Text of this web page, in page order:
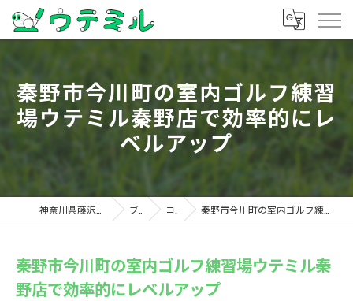
秦野市今川町の室内ゴルフ練習
場ウテミル秦野店で効率的にレ
ベルアップ
ブログ コラム 秦野市今川町の室内ゴルフ練習場ウテミル秦野店で効率的にレベルアップ
秦野市今川町の室内ゴルフ練習場ウテミル秦
野店で効率的にレベルアップ